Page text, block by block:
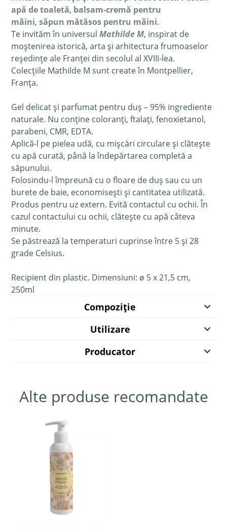
apă de toaletă, balsam-cremă pentru
mâini,săpun mătăsos pentru mâini.
Te invităm în universulMathilde M, inspirat de
moștenirea istorică, arta și arhitectura frumoaselor
reședințe ale Franței din secolul al XVIII-lea.
Colecțiile Mathilde M sunt create în Montpellier,
Franța.
Gel delicat și parfumat pentru duș – 95% ingrediente
naturale. Nu conține coloranți, ftalați, fenoxietanol,
parabeni, CMR, EDTA.
Aplică-l pe pielea udă, cu mișcări circulare și clătește
cu apă curată, până la îndepărtarea completă a
săpunului.
Folosindu-l împreună cu o floare de duș sau cu un
burete de baie, economisești și cantitatea utilizată.
Produs pentru uz extern. Evită contactul cu ochii. În
cazul contactului cu ochii, clătește cu apă câteva
minute.
Se păstrează la temperaturi cuprinse între 5 și 28
grade Celsius.
Recipient din plastic. Dimensiuni: ø 5 x 21,5 cm,
250ml
Compoziție
Utilizare
Producator
Alte produse recomandate